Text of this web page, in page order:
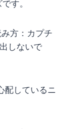
す。
方：カプチ
しないで
配しているニ